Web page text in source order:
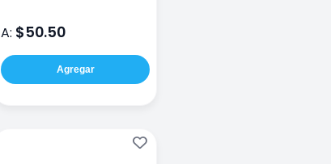
A: $50.50
Agregar